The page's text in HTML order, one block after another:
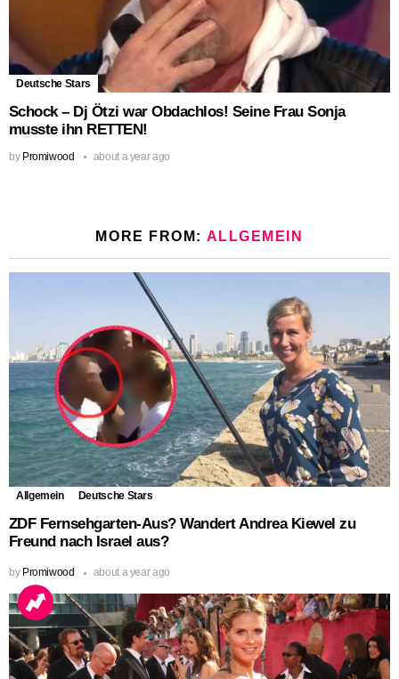
Deutsche Stars
Schock – Dj Ötzi war Obdachlos! Seine Frau Sonja
musste ihn RETTEN!
by Promiwood about a year ago
MORE FROM: ALLGEMEIN
Allgemein Deutsche Stars
ZDF Fernsehgarten-Aus? Wandert Andrea Kiewel zu
Freund nach Israel aus?
by Promiwood about a year ago